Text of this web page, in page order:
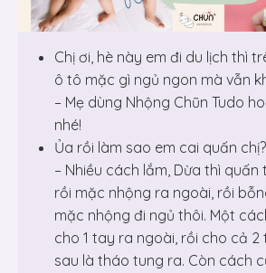
Chị ơi, hè này em đi du lịch thì
ô tô mặc gì ngủ ngon mà vẫn
– Mẹ dùng Nhộng Chũn Tudo
nhé!
Ủa rồi làm sao em cai quấn chị?
– Nhiều cách lắm, Dừa thì
rồi mặc nhộng ra ngoài, rồi
mặc nhộng đi ngủ thôi. Một
cho 1 tay ra ngoài, rồi cho cả 2
sau là tháo tung ra. Còn cách